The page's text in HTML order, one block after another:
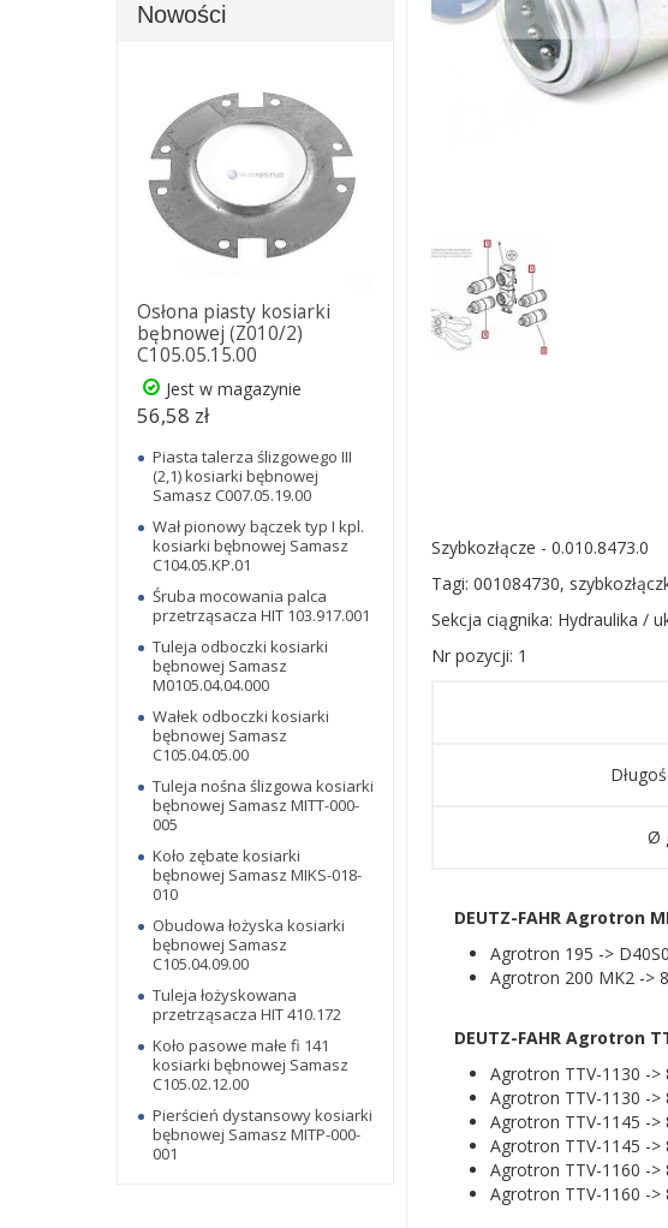
Szybkozłącze - 0.010.8473.0
Tagi: 001084730,
Sekcja ciągnika: Hydraulika /
Nr pozycji: 1
Ø
DEUTZ-FAHR Agrotron
Agrotron 195 ->
Agrotron 200 MK2 ->
DEUTZ-FAHR Agrotron
Agrotron TTV-1130 ->
Agrotron TTV-1130 ->
Agrotron TTV-1145 ->
Agrotron TTV-1145 ->
Agrotron TTV-1160 ->
Agrotron TTV-1160 ->
Nowości
Osłona piasty kosiarki
bębnowej (Z010/2)
C105.05.15.00
Jest w magazynie
56,58 zł
Piasta talerza ślizgowego III
(2,1) kosiarki bębnowej
Samasz C007.05.19.00
Wał pionowy bączek typ I kpl.
kosiarki bębnowej Samasz
C104.05.KP.01
Śruba mocowania palca
przetrząsacza HIT 103.917.001
Tuleja odboczki kosiarki
bębnowej Samasz
M0105.04.04.000
Wałek odboczki kosiarki
bębnowej Samasz
C105.04.05.00
Tuleja nośna ślizgowa kosiarki
bębnowej Samasz MITT-000-
005
Koło zębate kosiarki
bębnowej Samasz MIKS-018-
010
Obudowa łożyska kosiarki
bębnowej Samasz
C105.04.09.00
Tuleja łożyskowana
przetrząsacza HIT 410.172
Koło pasowe małe fi 141
kosiarki bębnowej Samasz
C105.02.12.00
Pierścień dystansowy kosiarki
bębnowej Samasz MITP-000-
001